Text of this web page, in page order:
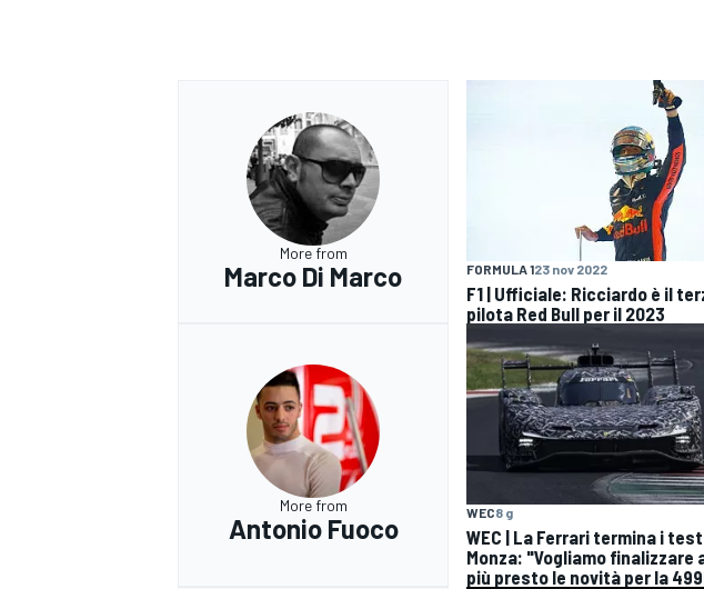
More from
Marco Di Marco FORMULA 123 nov 2022
F1 | Ufficiale: Ricciardo è il
pilota Red Bull per il 2023
More from
Antonio Fuoco
WEC8 g
WEC | La Ferrari termina i
Monza: "Vogliamo finalizzare
più presto le novità per la